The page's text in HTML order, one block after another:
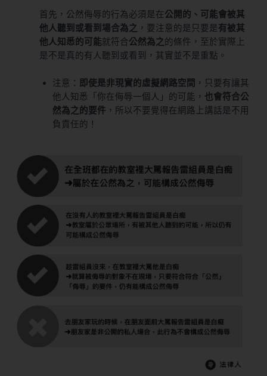
首先，公然侮辱的行為必須是在公開的、可能會被其
他人聽到或看到場合為之 ，要注意的是只要是有被其
他人知悉的可能就符合公然為之的條件，至於實際上
是不是真的有人聽到或看到，其實並不是重點。
注意： 即使是非現實的虛擬網路空間 ，只要有讓其
他人知悉「你在侮辱一個人」的可能， 也會符合公
然為之的要件 ，所以不要覺得在網路上講話是不用
負責任的！